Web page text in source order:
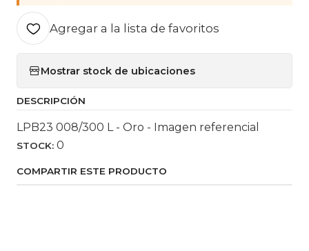
Agregar a la lista de favoritos
Mostrar stock de ubicaciones
DESCRIPCIÓN
LPB23 008/300 L - Oro - Imagen referencial
STOCK: 0
COMPARTIR ESTE PRODUCTO